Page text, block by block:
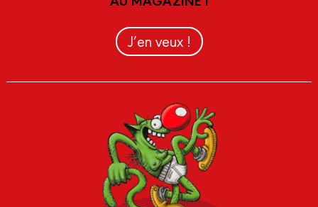
J’en veux !